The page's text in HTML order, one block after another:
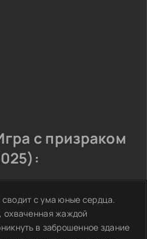
с призраком
с ума юные сердца.
охваченная жаждой
в заброшенное здание